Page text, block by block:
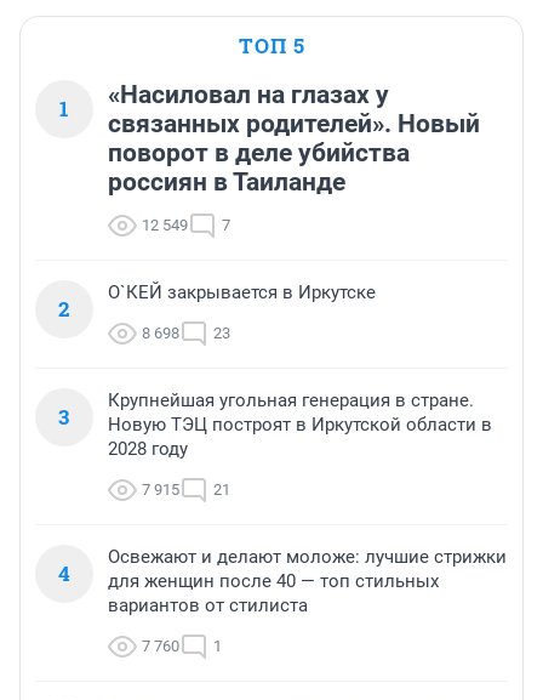
ТОП 5
1
«Насиловал на глазах у
связанных родителей». Новый
поворот в деле убийства
россиян в Таиланде
12 549 7
2
О`КЕЙ закрывается в Иркутске
8 698 23
3
Крупнейшая угольная генерация в стране.
Новую ТЭЦ построят в Иркутской области в
2028 году
7 915 21
4
Освежают и делают моложе: лучшие стрижки
для женщин после 40 — топ стильных
вариантов от стилиста
7 760 1